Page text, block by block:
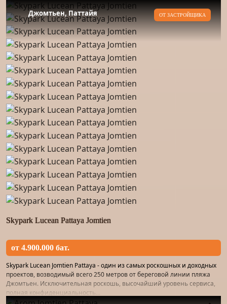
Джомтьен, Паттайя ОТ ЗАСТРОЙЩИКА
Skypark Lucean Pattaya Jomtien
от 4.900.000 бат.
Skypark Lucean Jomtien Pattaya - один из самых роскошных и доходных
проектов, возводимый всего 250 метров от береговой линии пляжа
Джомтьен. Исключительная роскошь, высочайший уровень сервиса,
полная конфиденциальность...